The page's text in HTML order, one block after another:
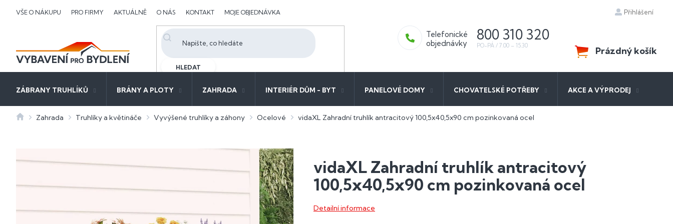
VŠE O NÁKUPU PRO FIRMY AKTUÁLNĚ O NÁS KONTAKT MOJE OBJEDNÁVKA Přihlášení
HLEDAT
800 310 320
NÁKUPNÍ
KOŠÍK
Prázdný košík
ZÁBRANY TRUHLÍKŮ BRÁNY A PLOTY ZAHRADA INTERIÉR DŮM - BYT PANELOVÉ DOMY CHOVATELSKÉ POTŘEBY AKCE A VÝPRODEJ
DomůZahrada Truhlíky a květináče Vyvýšené truhlíky a záhony Ocelové vidaXL Zahradní truhlík antracitový 100,5x40,5x90 cm pozinkovaná ocel
vidaXL Zahradní truhlík antracitový
100,5x40,5x90 cm pozinkovaná ocel
Detailní informace